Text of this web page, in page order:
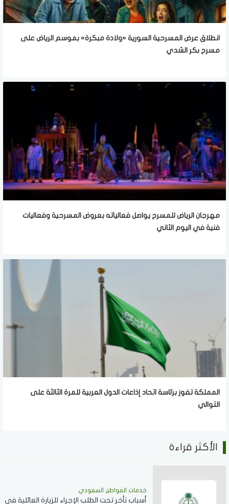
انطلاق عرض المسرحية السورية «ولادة مبكرة» بموسم الرياض على
مسرح بكر الشدي
مهرجان الرياض للمسرح يواصل فعالياته بعروض المسرحية وفعاليات
فنية في اليوم الثاني
المملكة تفوز برئاسة اتحاد إذاعات الدول العربية للمرة الثالثة على
التوالي
الأكثر قراءة
خدمات المواطن السعودي
أسباب تأخر تحت الطلب الإجراء للزيارة العائلية في